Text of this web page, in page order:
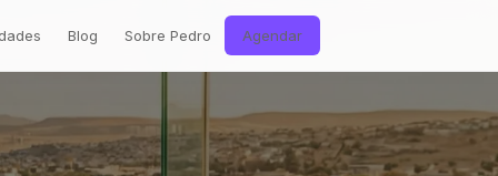
Blog Sobre Pedro Agendar